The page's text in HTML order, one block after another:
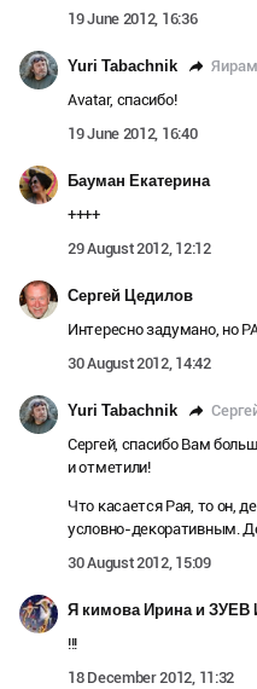
19 June 2012, 16:36
Yuri Tabachnik Яирам
Avatar, спасибо!
19 June 2012, 16:40
Бауман Екатерина
++++
29 August 2012, 12:12
Сергей Цедилов
Интересно задумано, но
30 August 2012, 14:42
Yuri Tabachnik
Сергей, спасибо Вам
и отметили!
Что касается Рая, то он,
условно-декоративным.
30 August 2012, 15:09
Я кимова Ирина и ЗУЕВ
!!!
18 December 2012, 11:32